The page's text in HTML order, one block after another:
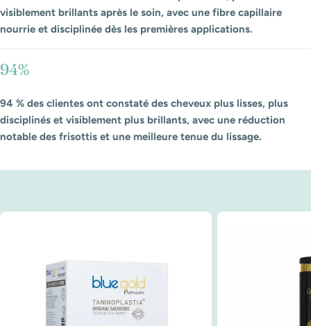
visiblement brillants après le soin, avec une fibre capillaire
nourrie et disciplinée dès les premières applications.
94%
94 % des clientes ont constaté des cheveux plus lisses, plus
disciplinés et visiblement plus brillants, avec une réduction
notable des frisottis et une meilleure tenue du lissage.